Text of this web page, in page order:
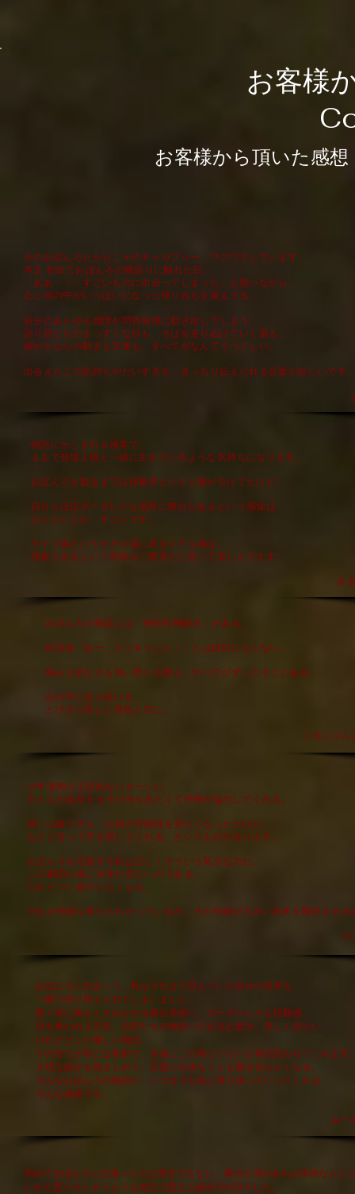
お客様
お客様から頂いた感
今のおぼんろだからこそのキャガプシー、ワクワクしています。
本文 初めておぼんろの物語りに触れた日、
「ああ・・・すごいものに出会ってしまった」と思いながら、
心と頭の中がいっぱいになった帰りみちを覚えてる。
自分のあらゆる感情が問答無用に動き出してしまう。
語り部たちのまっすぐな目も、そばを走りぬけていく風も、
細やかな心の動きも言葉も、すべてがなんてうつくしい。
出会えたこの気持ちやだいすきを、きっちり伝えられる言葉が欲しいです
物語にかこまれる感覚で、
まるで登場人物と一緒に生きているような気持ちになります。
おぼんろを観るまでは桟敷席というと腰が引けてたけど、
自分とほぼボーダレスな場所に舞台があるという感覚は、
なんというか、すごいです。
ライブ感というかその場に居るリアル感は、
桟敷でみるという冒険のご褒美だと思って楽しんでます。
み
おぼんろの物語には「持続性胸騒ぎ」がある。
終演後「あー、スッキリした！」とは絶対にならない。
痛みも切なさも熱い思いも愛も、すべてがずっとそこにある。
心の中に在り続ける。
とびきり美しい景色と共に。
ごまにゃん
少年漫画の王道的なパターンに、
主人公の成長するその先を見たくて仲間が協力してくれる。
或いは敵ですら「お前の可能性を見たくなっただけだ。」
などと言って手を貸してくれる、というものがあります。
おぼんろを応援する私は正しくそういう気分なのだ。
この劇団の描く未来が見たいのである。
だからつい協力したくなる。
それが些細な事だとわかっているが、その些細が大きい未来を期待させる
ブ
おぼんろに出会って、私はそれまで見えていた自分の世界を、
一瞬で塗り替えられてしまいました。
驚く程に胸をときめかせる舞台美術に、ボーダーレスな距離感、
目を奪われる衣装、語部たちの物語へ引き込む能力、美しく切ない、
けれどどこか優しい物語。
その全てが私には新鮮で、永遠にこの場にいたいと毎回思わせてくれます
大切な誰かを抱きしめて、言葉に出来なくとも愛を伝えたくなる。
そんなおぼんろの物語が、いつまでも私に寄り添っていってくれる、
そんな感覚です。
みー
初めておぼんろに出逢ったのは東京でもない、舞台公演があれば奇跡なんじ
いかと思ってしまうような地元で迎えた誕生日の日でした。